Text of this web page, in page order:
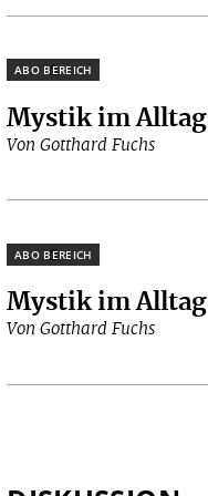
Plus
Mystik im Alltag
Von Gotthard Fuchs
Plus
Mystik im Alltag
Von Gotthard Fuchs